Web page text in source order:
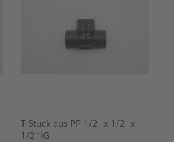
T-Stück aus PP 1/2¨x 1/2¨x
1/2¨IG